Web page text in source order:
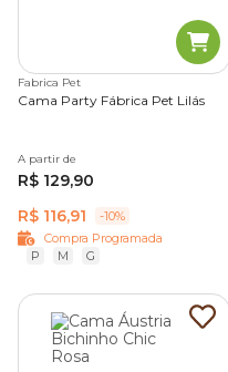
Fabrica Pet
Cama Party Fábrica Pet Lilás
A partir de
R$ 129,90
R$ 116,91
-10%
Compra Programada
P
M G